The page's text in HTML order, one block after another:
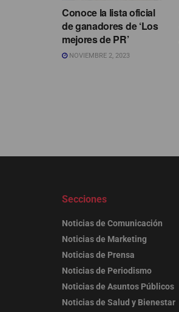
Conoce la lista oficial
de ganadores de ‘Los
mejores de PR’
NOVIEMBRE 2, 2023
Secciones
Noticias de Comunicación
Noticias de Marketing
Noticias de Prensa
Noticias de Periodismo
Noticias de Asuntos Públicos
Noticias de Salud y Bienestar